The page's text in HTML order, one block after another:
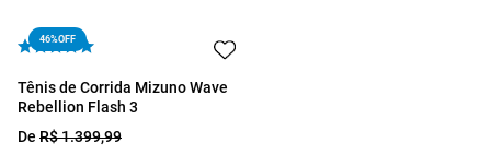
46%OFF
Tênis de Corrida Mizuno Wave
Rebellion Flash 3
De R$1.399,99